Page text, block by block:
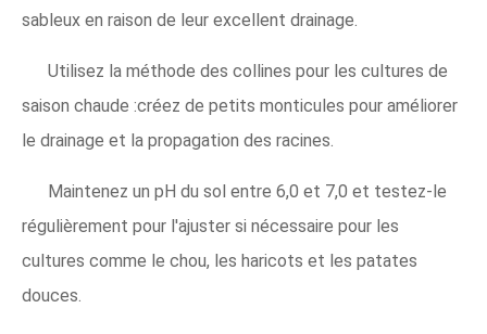
sableux en raison de leur excellent drainage.
Utilisez la méthode des collines pour les cultures de
saison chaude :créez de petits monticules pour améliorer
le drainage et la propagation des racines.
Maintenez un pH du sol entre 6,0 et 7,0 et testez-le
régulièrement pour l'ajuster si nécessaire pour les
cultures comme le chou, les haricots et les patates
douces.